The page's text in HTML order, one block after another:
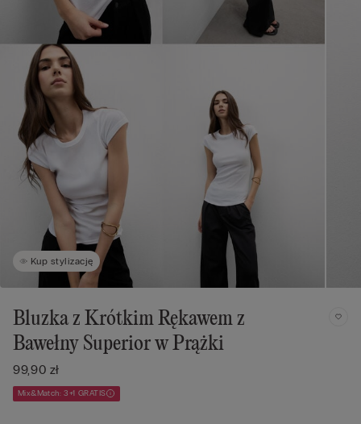
Kup stylizację
Bluzka z Krótkim Rękawem z
Bawełny Superior w Prążki
99,90 zł
Mix&Match: 3+1 GRATIS